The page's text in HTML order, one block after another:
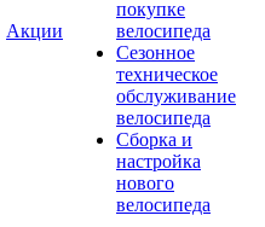
Акции
покупке
велосипеда
Сезонное
техническое
обслуживание
велосипеда
Сборка и
настройка
нового
велосипеда